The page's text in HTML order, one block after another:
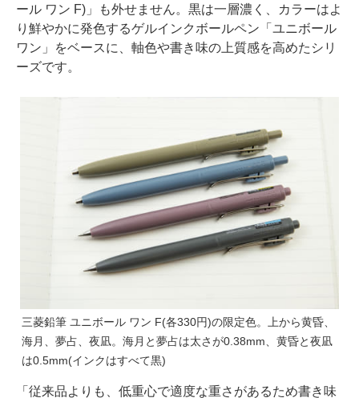
ール ワン F)」も外せません。黒は一層濃く、カラーはよ
り鮮やかに発色するゲルインクボールペン「ユニボール
ワン」をベースに、軸色や書き味の上質感を高めたシリ
ーズです。
三菱鉛筆 ユニボール ワン F(各330円)の限定色。上から黄昏、
海月、夢占、夜凪。海月と夢占は太さが0.38mm、黄昏と夜凪
は0.5mm(インクはすべて黒)
「従来品よりも、低重心で適度な重さがあるため書き味